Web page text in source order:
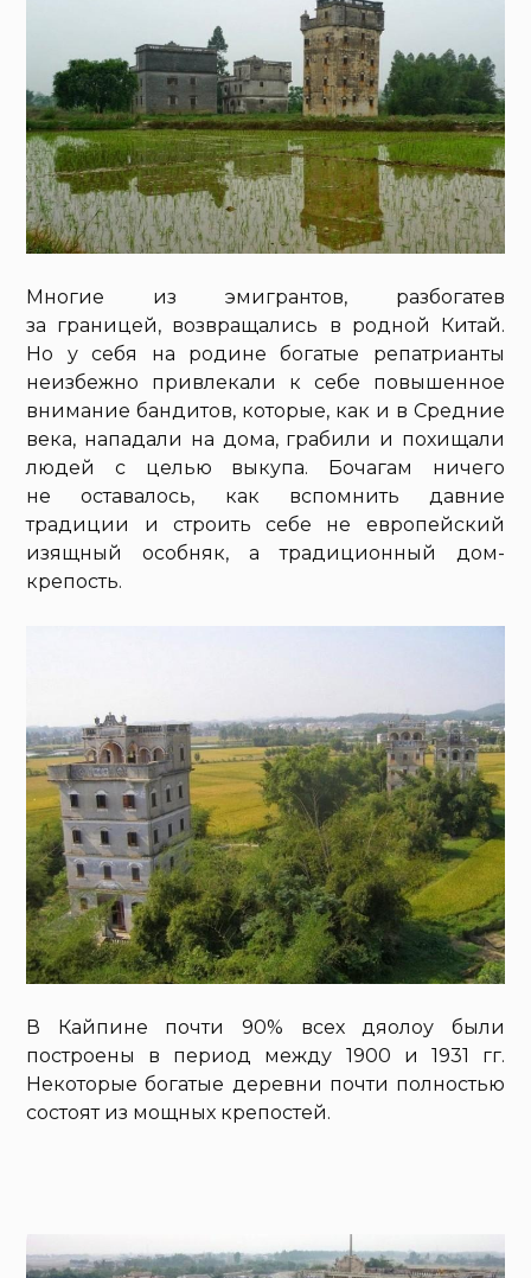
Многие из эмигрантов, разбогатев
за границей, возвращались в родной Китай.
Но у себя на родине богатые репатрианты
неизбежно привлекали к себе повышенное
внимание бандитов, которые, как и в Средние
века, нападали на дома, грабили и похищали
людей с целью выкупа. Бочагам ничего
не оставалось, как вспомнить давние
традиции и строить себе не европейский
изящный особняк, а традиционный дом-
крепость.
В Кайпине почти 90% всех дяолоу были
построены в период между 1900 и 1931 гг.
Некоторые богатые деревни почти полностью
состоят из мощных крепостей.